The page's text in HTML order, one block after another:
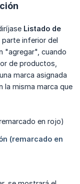
Listado de
parte inferior del
"agregar", cuando
de productos,
marca asignada
la misma marca que